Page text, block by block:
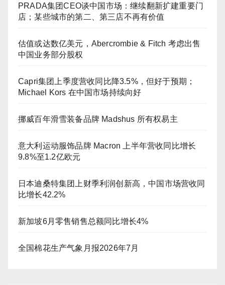
PRADA集团CEO谈中国市场：继续翻新扩建重要门
店；某些城市的第二、第三店不再有价值
估值或达数亿美元，Abercrombie & Fitch 考虑出售
中国业务部分股权
Capri集团上季度营收同比降3.5%，但好于预期；
Michael Kors 在中国市场持续向好
挪威百年滑雪装备品牌 Madshus 所有权易主
意大利运动服饰品牌 Macron 上半年营收同比增长
9.8%至1.2亿欧元
日本迪桑特集团上财季利润创新高，中国市场营收同
比增长42.2%
新加坡6月零售销售总额同比增长4%
全国棉花生产气象月报2026年7月